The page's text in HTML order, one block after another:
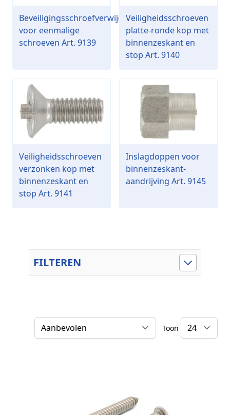
Beveiligingsschroefverwijderaar
voor eenmalige
schroeven Art. 9139
Veiligheidsschroeven
platte-ronde kop met
binnenzeskant en
stop Art. 9140
Veiligheidsschroeven
verzonken kop met
binnenzeskant en
stop Art. 9141
Inslagdoppen voor
binnenzeskant-
aandrijving Art. 9145
FILTEREN
Sorteer op
Toon